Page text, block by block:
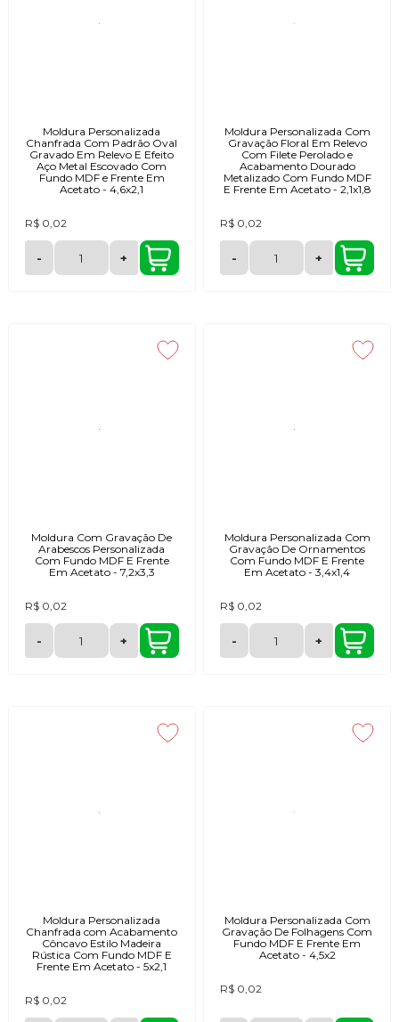
Moldura Personalizada
Chanfrada Com Padrão Oval
Gravado Em Relevo E Efeito
Aço Metal Escovado Com
Fundo MDF e Frente Em
Acetato - 4,6x2,1
R$ 0,02
- +
Moldura Personalizada Com
Gravação Floral Em Relevo
Com Filete Perolado e
Acabamento Dourado
Metalizado Com Fundo MDF
E Frente Em Acetato - 2,1x1,8
R$ 0,02
- +
Moldura Com Gravação De
Arabescos Personalizada
Com Fundo MDF E Frente
Em Acetato - 7,2x3,3
R$ 0,02
- +
Moldura Personalizada Com
Gravação De Ornamentos
Com Fundo MDF E Frente
Em Acetato - 3,4x1,4
R$ 0,02
- +
Moldura Personalizada
Chanfrada com Acabamento
Côncavo Estilo Madeira
Rústica Com Fundo MDF E
Frente Em Acetato - 5x2,1
R$ 0,02
Moldura Personalizada Com
Gravação De Folhagens Com
Fundo MDF E Frente Em
Acetato - 4,5x2
R$ 0,02